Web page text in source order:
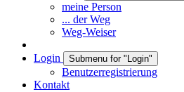
meine Person
... der Weg
Weg-Weiser
Login Submenu for "Login"
Benutzerregistrierung
Kontakt